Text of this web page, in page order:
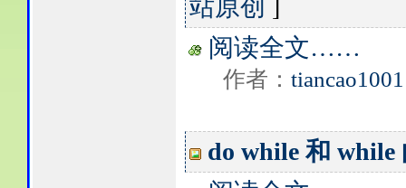
站原创 ]
阅读全文……
作者： tiancao1001
do while 和 while